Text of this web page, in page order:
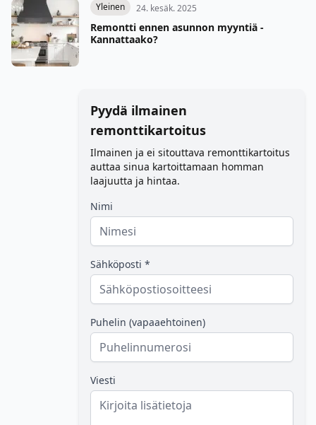
Yleinen 24. kesäk. 2025
Remontti ennen asunnon myyntiä -
Kannattaako?
Pyydä ilmainen
remonttikartoitus
Ilmainen ja ei sitouttava remonttikartoitus
auttaa sinua kartoittamaan homman
laajuutta ja hintaa.
Nimi
Sähköposti *
Puhelin (vapaaehtoinen)
Viesti